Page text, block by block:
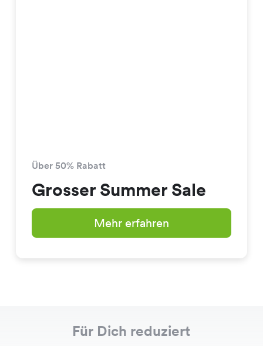
Über 50% Rabatt
Grosser Summer Sale
Mehr erfahren
Für Dich reduziert